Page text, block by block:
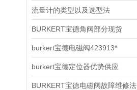
流量计的类型以及选型法
BURKERT宝德角阀部分现货
burkert宝德电磁阀423913*
burkert宝德定位器优势供应
BURKERT宝德电磁阀故障维修法